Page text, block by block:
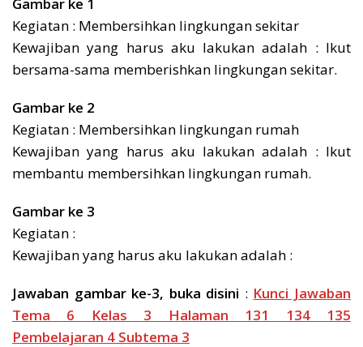
Kegiatan : Membersihkan lingkungan sekitar
Kewajiban yang harus aku lakukan adalah : Ikut
bersama-sama memberishkan lingkungan sekitar.
Gambar ke 2
Kegiatan : Membersihkan lingkungan rumah
Kewajiban yang harus aku lakukan adalah : Ikut
membantu membersihkan lingkungan rumah.
Gambar ke 3
Kegiatan :
Kewajiban yang harus aku lakukan adalah :
Jawaban gambar ke-3, buka disini : Kunci Jawaban
Tema 6 Kelas 3 Halaman 131 134 135
Pembelajaran 4 Subtema 3